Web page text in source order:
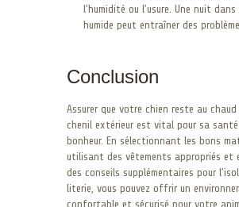
l’humidité ou l’usure. Une nuit
humide peut entraîner des
Conclusion
Assurer que votre chien reste au
chenil extérieur est vital pour sa
bonheur. En sélectionnant les bons
utilisant des vêtements appropriés et
des conseils supplémentaires pour
literie, vous pouvez offrir un
confortable et sécurisé pour votre